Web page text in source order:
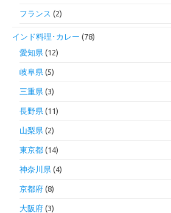
フランス (2)
インド料理･カレー (78)
愛知県 (12)
岐阜県 (5)
三重県 (3)
長野県 (11)
山梨県 (2)
東京都 (14)
神奈川県 (4)
京都府 (8)
大阪府 (3)